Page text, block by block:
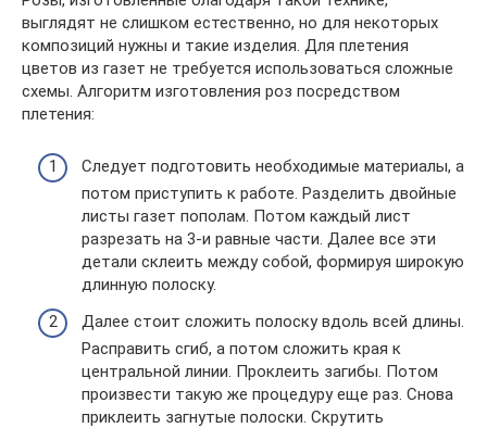
выглядят не слишком естественно, но для некоторых
композиций нужны и такие изделия. Для плетения
цветов из газет не требуется использоваться сложные
схемы. Алгоритм изготовления роз посредством
плетения:
Следует подготовить необходимые материалы, а
потом приступить к работе. Разделить двойные
листы газет пополам. Потом каждый лист
разрезать на 3-и равные части. Далее все эти
детали склеить между собой, формируя широкую
длинную полоску.
Далее стоит сложить полоску вдоль всей длины.
Расправить сгиб, а потом сложить края к
центральной линии. Проклеить загибы. Потом
произвести такую же процедуру еще раз. Снова
приклеить загнутые полоски. Скрутить